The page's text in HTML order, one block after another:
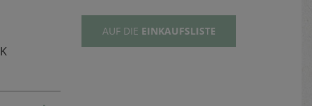
AUF DIE EINKAUFSLISTE